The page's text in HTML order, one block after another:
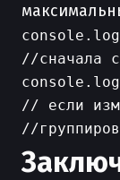
//сначала
// если